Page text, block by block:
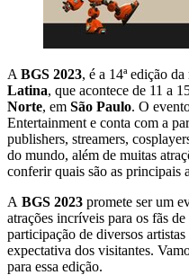
A BGS 2023, é a 14ª edição
Latina, que acontece de 11 a
Norte, em São Paulo. O
Entertainment e conta com a
publishers, streamers,
do mundo, além de muitas
conferir quais são as principais
A BGS 2023 promete ser um
atrações incríveis para os fãs
participação de diversos
expectativa dos visitantes.
para essa edição.